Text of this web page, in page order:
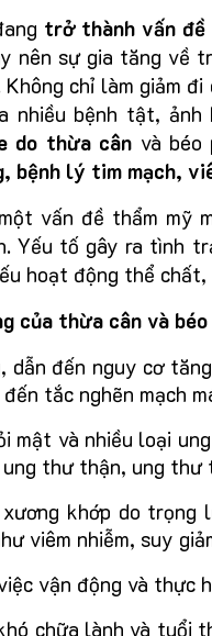
trở thành vấn đề
nên sự gia tăng về
chỉ làm giảm
nhiều bệnh tật,
do thừa cân và béo
bệnh lý tim mạch,
vấn đề thẩm mỹ
Yếu tố gây ra tình
hoạt động thể
của thừa cân và
dẫn đến nguy cơ
tắc nghẽn mạch
mật và nhiều loại
thư thận, ung
khớp do trọng
viêm nhiễm, suy
vận động và thực
chữa lành và tuổi